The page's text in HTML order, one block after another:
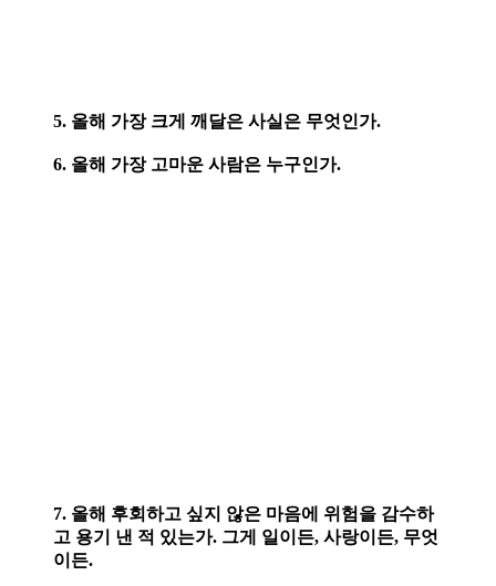
5. 올해 가장 크게 깨달은 사실은 무엇인가.
6. 올해 가장 고마운 사람은 누구인가.
7. 올해 후회하고 싶지 않은 마음에 위험을 감수하
고 용기 낸 적 있는가. 그게 일이든, 사랑이든, 무엇
이든.